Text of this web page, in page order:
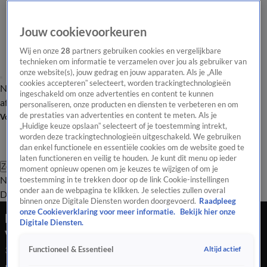
Nieuws van de DagOpinie van de Dag Onze categorieën Laatste
afleveringVideo's Nieuws van de Dag Podcast
Volg Nieuws van de Dag
Zoeken
Nieuws van de DagOpinie van de
Dag
Video'sUitzendingen PodcastPanelContact
Nederlands Elftal in de Kuip: krijgen we
vanavond al een glimp van de selectie?
3 juni 2026, 18:32
Jouw cookievoorkeuren
Wij en onze28 partners gebruiken cookies en vergelijkbare
technieken om informatie te verzamelen over jou als gebruiker van
onze website(s), jouw gedrag en jouw apparaten. Als je „Alle
cookies accepteren” selecteert, worden trackingtechnologieën
ingeschakeld om onze advertenties en content te kunnen
personaliseren, onze producten en diensten te verbeteren en om
de prestaties van advertenties en content te meten. Als je
„Huidige keuze opslaan” selecteert of je toestemming intrekt,
worden deze trackingtechnologieën uitgeschakeld. We gebruiken
dan enkel functionele en essentiële cookies om de website goed te
laten functioneren en veilig te houden. Je kunt dit menu op ieder
moment opnieuw openen om je keuzes te wijzigen of om je
toestemming in te trekken door op de link Cookie-instellingen
onder aan de webpagina te klikken. Je selecties zullen overal
binnen onze Digitale Diensten worden doorgevoerd. Raadpleeg
onze Cookieverklaring voor meer informatie.
Bekijk hier onze
Digitale Diensten.
Functioneel & Essentieel Altijd actief